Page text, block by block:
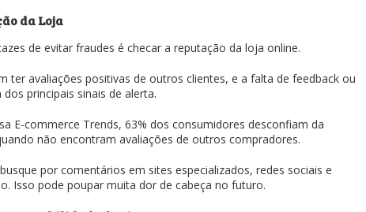
da Loja
de evitar fraudes é checar a reputação da loja online.
ter avaliações positivas de outros clientes, e a falta de feedback ou
principais sinais de alerta.
E-commerce Trends, 63% dos consumidores desconfiam da
não encontram avaliações de outros compradores.
por comentários em sites especializados, redes sociais e
Isso pode poupar muita dor de cabeça no futuro.